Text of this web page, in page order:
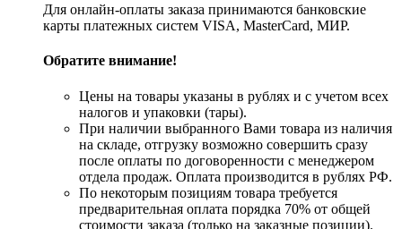
Для онлайн-оплаты заказа принимаются банковские
карты платежных систем VISA, MasterСard, МИР.
Обратите внимание!
Цены на товары указаны в рублях и с учетом всех
налогов и упаковки (тары).
При наличии выбранного Вами товара из наличия
на складе, отгрузку возможно совершить сразу
после оплаты по договоренности с менеджером
отдела продаж. Оплата производится в рублях РФ.
По некоторым позициям товара требуется
предварительная оплата порядка 70% от общей
стоимости заказа (только на заказные позиции).